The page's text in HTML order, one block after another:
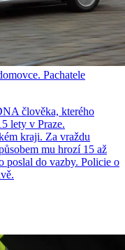
Pachatele
člověka, kterého
lety v Praze.
kraji. Za vraždu
mu hrozí 15 až
poslal do vazby. Policie o